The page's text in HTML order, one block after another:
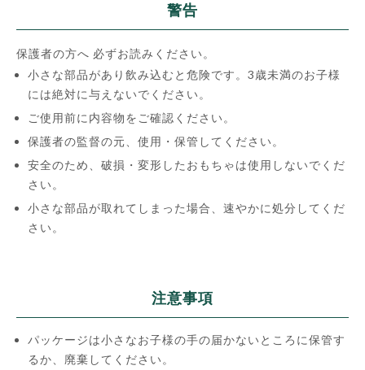
警告
保護者の方へ 必ずお読みください。
小さな部品があり飲み込むと危険です。3歳未満のお子様
には絶対に与えないでください。
ご使用前に内容物をご確認ください。
保護者の監督の元、使用・保管してください。
安全のため、破損・変形したおもちゃは使用しないでくだ
さい。
小さな部品が取れてしまった場合、速やかに処分してくだ
さい。
注意事項
パッケージは小さなお子様の手の届かないところに保管す
るか、廃棄してください。